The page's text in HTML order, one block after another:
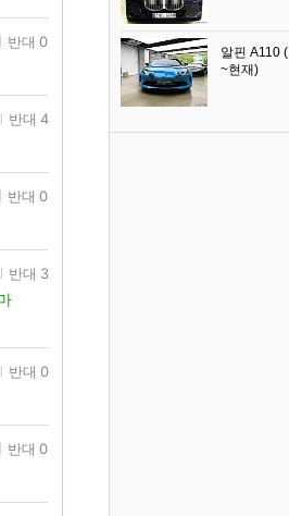
반대 0
반대 4
반대 0
반대 3
반대 0
반대 0
알핀 A110
~현재)